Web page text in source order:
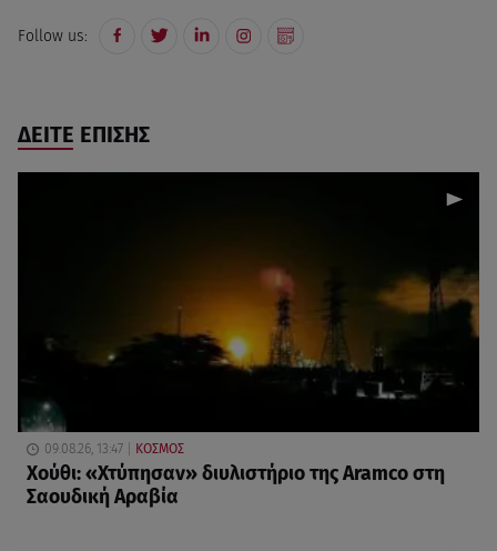
Follow us:
ΔΕΙΤΕ ΕΠΙΣΗΣ
09.08.26, 13:47 ΚΟΣΜΟΣ
Χούθι: «Χτύπησαν» διυλιστήριο της Aramco στη
Σαουδική Αραβία